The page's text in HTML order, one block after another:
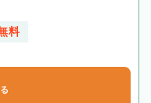
料